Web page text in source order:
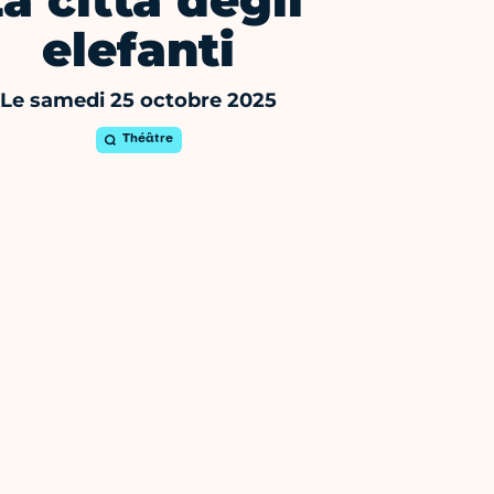
elefanti
Le samedi 25 octobre 2025
Théâtre